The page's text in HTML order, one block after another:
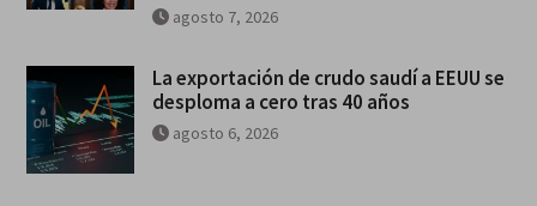
agosto 7, 2026
La exportación de crudo saudí a EEUU se
desploma a cero tras 40 años
agosto 6, 2026